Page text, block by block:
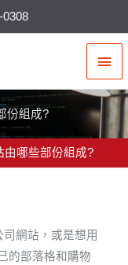
0308
主
要
選
單
份組成?
由哪些部份組成?
網站，或是想用
的部落格和購物